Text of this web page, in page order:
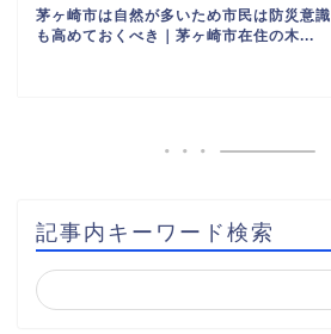
茅ヶ崎市は自然が多いため市民は防災意識
も高めておくべき｜茅ヶ崎市在住の木...
記事内キーワード検索